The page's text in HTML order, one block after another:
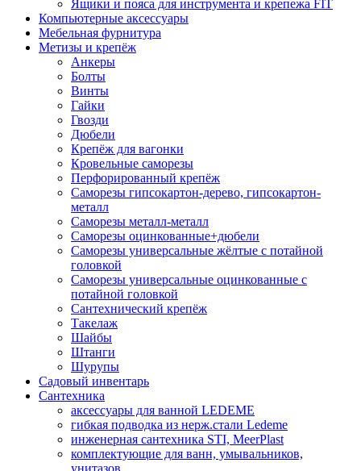
Ящики и пояса для инструмента и крепежа FIT
Компьютерные аксессуары
Мебельная фурнитура
Метизы и крепёж
Анкеры
Болты
Винты
Гайки
Гвозди
Дюбели
Крепёж для вагонки
Кровельные саморезы
Перфорированный крепёж
Саморезы гипсокартон-дерево, гипсокартон-
металл
Саморезы металл-металл
Саморезы оцинкованные+дюбели
Саморезы универсальные жёлтые с потайной
головкой
Саморезы универсальные оцинкованные с
потайной головкой
Сантехнический крепёж
Такелаж
Шайбы
Штанги
Шурупы
Садовый инвентарь
Сантехника
аксессуары для ванной LEDEME
гибкая подводка из нерж.стали Ledeme
инженерная сантехника STI, MeerPlast
комплектующие для ванн, умывальников,
унитазов